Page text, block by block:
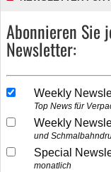
Abonnieren Sie
Newsletter:
Weekly
Top News für
Weekly
und
Special
monatlich